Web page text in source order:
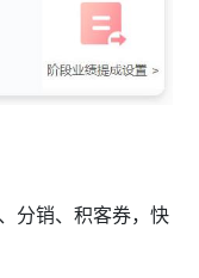
分销、积客券，快